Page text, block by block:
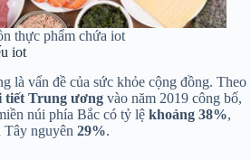
thực phẩm chứa iot
iot
là vấn đề của sức khỏe cộng đồng. Theo
tiết Trung ương vào năm 2019 công bố,
núi phía Bắc có tỷ lệ khoảng 38%,
Tây nguyên 29%.